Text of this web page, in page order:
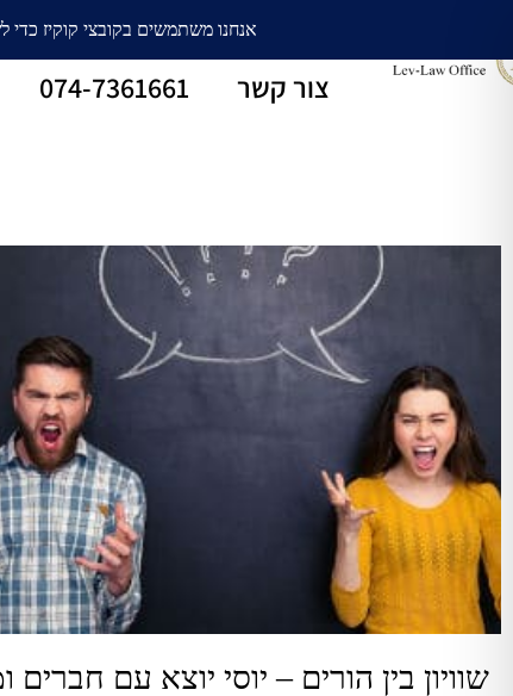
עורך דין גירושין חלוקת
צור קשר
074-7361661
שוויון בין הורים – יוסי יוצא עם